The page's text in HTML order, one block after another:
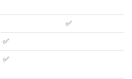
✅
✅
✅